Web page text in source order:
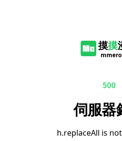
摸摸
500
伺服器
h.replaceAll is